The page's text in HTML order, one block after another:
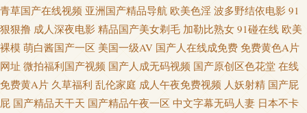
成年视频 人妻伊人大香蕉 在线亚洲无毛 91社区视频 91专区在线 操出轨少妇
呻吟 成人福利AV 国产欧美 老司机操逼网站 欧美综合色 日韩欧美久久 亚洲
一区在线 91va在线视频 91豆花导航 www五月天婷婷 国产乱轮9 精品豆花 麻
青草国产在线视频 亚洲国产精品导航 欧美色淫 波多野结依电影 91
狠狠撸 成人深夜电影 精品国产美女剃毛 加勒比熟女 91碰在线 欧美
裸模 萌白酱国产一区 美国一级AV 国产人在线成免费 免费黄色A片
网址 微拍福利国产视频 国产人成无码视频 国产原创区色花堂 在线
免费黄A片 久草福利 乱伦家庭 成人午夜免费视频 人妖射精 国产屁
屁 国产精品天干天 国产精品午夜一区 中文字幕无码人妻 日本不卡